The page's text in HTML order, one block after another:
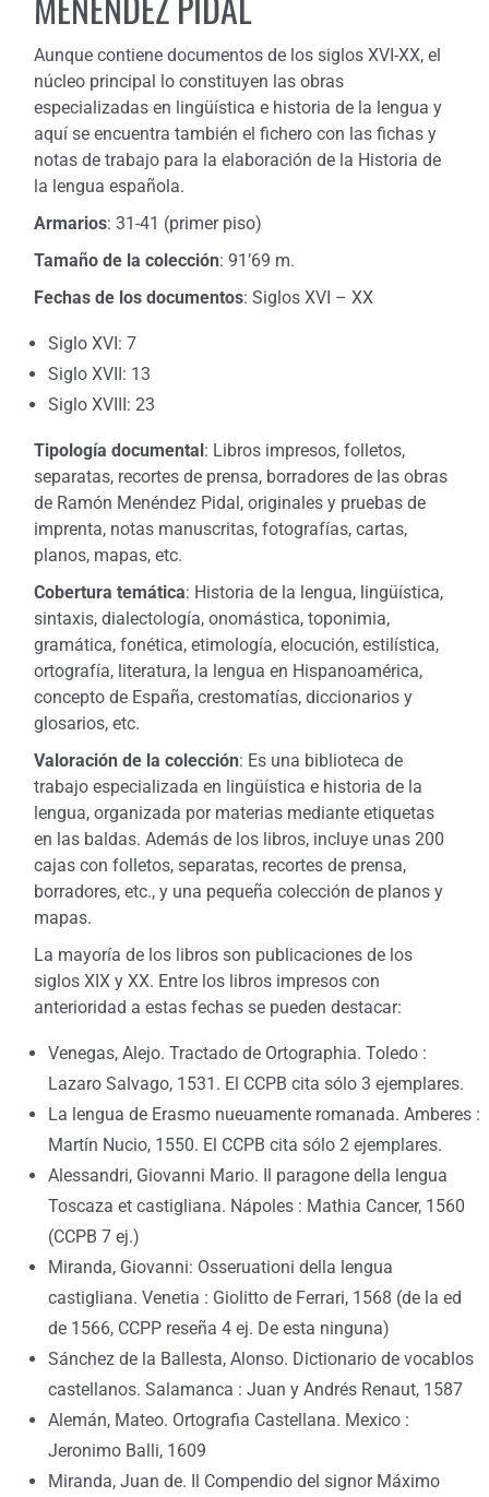
Aunque contiene documentos de los siglos XVI-XX, el
núcleo principal lo constituyen las obras
especializadas en lingüística e historia de la lengua y
aquí se encuentra también el fichero con las fichas y
notas de trabajo para la elaboración de la Historia de
la lengua española.
Armarios: 31-41 (primer piso)
Tamaño de la colección: 91’69 m.
Fechas de los documentos: Siglos XVI – XX
Siglo XVI: 7
Siglo XVII: 13
Siglo XVIII: 23
Tipología documental: Libros impresos, folletos,
separatas, recortes de prensa, borradores de las obras
de Ramón Menéndez Pidal, originales y pruebas de
imprenta, notas manuscritas, fotografías, cartas,
planos, mapas, etc.
Cobertura temática: Historia de la lengua, lingüística,
sintaxis, dialectología, onomástica, toponimia,
gramática, fonética, etimología, elocución, estilística,
ortografía, literatura, la lengua en Hispanoamérica,
concepto de España, crestomatías, diccionarios y
glosarios, etc.
Valoración de la colección: Es una biblioteca de
trabajo especializada en lingüística e historia de la
lengua, organizada por materias mediante etiquetas
en las baldas. Además de los libros, incluye unas 200
cajas con folletos, separatas, recortes de prensa,
borradores, etc., y una pequeña colección de planos y
mapas.
La mayoría de los libros son publicaciones de los
siglos XIX y XX. Entre los libros impresos con
anterioridad a estas fechas se pueden destacar:
Venegas, Alejo. Tractado de Ortographia. Toledo :
Lazaro Salvago, 1531. El CCPB cita sólo 3 ejemplares.
La lengua de Erasmo nueuamente romanada. Amberes :
Martín Nucio, 1550. El CCPB cita sólo 2 ejemplares.
Alessandri, Giovanni Mario. Il paragone della lengua
Toscaza et castigliana. Nápoles : Mathia Cancer, 1560
(CCPB 7 ej.)
Miranda, Giovanni: Osseruationi della lengua
castigliana. Venetia : Giolitto de Ferrari, 1568 (de la ed
de 1566, CCPP reseña 4 ej. De esta ninguna)
Sánchez de la Ballesta, Alonso. Dictionario de vocablos
castellanos. Salamanca : Juan y Andrés Renaut, 1587
Alemán, Mateo. Ortografia Castellana. Mexico :
Jeronimo Balli, 1609
Miranda, Juan de. Il Compendio del signor Máximo